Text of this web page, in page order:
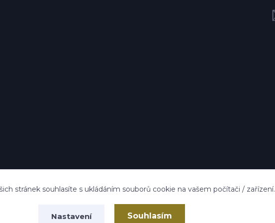
stránek souhlasíte s ukládáním souborů cookie na vašem počítači / zařízení.
Nastavení Souhlasím